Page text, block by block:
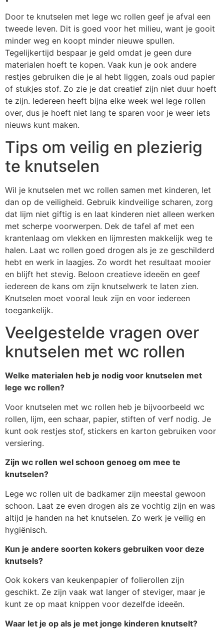
Door te knutselen met lege wc rollen geef je afval een
tweede leven. Dit is goed voor het milieu, want je gooit
minder weg en koopt minder nieuwe spullen.
Tegelijkertijd bespaar je geld omdat je geen dure
materialen hoeft te kopen. Vaak kun je ook andere
restjes gebruiken die je al hebt liggen, zoals oud papier
of stukjes stof. Zo zie je dat creatief zijn niet duur hoeft
te zijn. Iedereen heeft bijna elke week wel lege rollen
over, dus je hoeft niet lang te sparen voor je weer iets
nieuws kunt maken.
Tips om veilig en plezierig
te knutselen
Wil je knutselen met wc rollen samen met kinderen, let
dan op de veiligheid. Gebruik kindveilige scharen, zorg
dat lijm niet giftig is en laat kinderen niet alleen werken
met scherpe voorwerpen. Dek de tafel af met een
krantenlaag om vlekken en lijmresten makkelijk weg te
halen. Laat wc rollen goed drogen als je ze geschilderd
hebt en werk in laagjes. Zo wordt het resultaat mooier
en blijft het stevig. Beloon creatieve ideeën en geef
iedereen de kans om zijn knutselwerk te laten zien.
Knutselen moet vooral leuk zijn en voor iedereen
toegankelijk.
Veelgestelde vragen over
knutselen met wc rollen
Welke materialen heb je nodig voor knutselen met
lege wc rollen?
Voor knutselen met wc rollen heb je bijvoorbeeld wc
rollen, lijm, een schaar, papier, stiften of verf nodig. Je
kunt ook restjes stof, stickers en karton gebruiken voor
versiering.
Zijn wc rollen wel schoon genoeg om mee te
knutselen?
Lege wc rollen uit de badkamer zijn meestal gewoon
schoon. Laat ze even drogen als ze vochtig zijn en was
altijd je handen na het knutselen. Zo werk je veilig en
hygiënisch.
Kun je andere soorten kokers gebruiken voor deze
knutsels?
Ook kokers van keukenpapier of folierollen zijn
geschikt. Ze zijn vaak wat langer of steviger, maar je
kunt ze op maat knippen voor dezelfde ideeën.
Waar let je op als je met jonge kinderen knutselt?